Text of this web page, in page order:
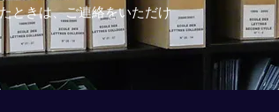
ときは、ご連絡をいただけ